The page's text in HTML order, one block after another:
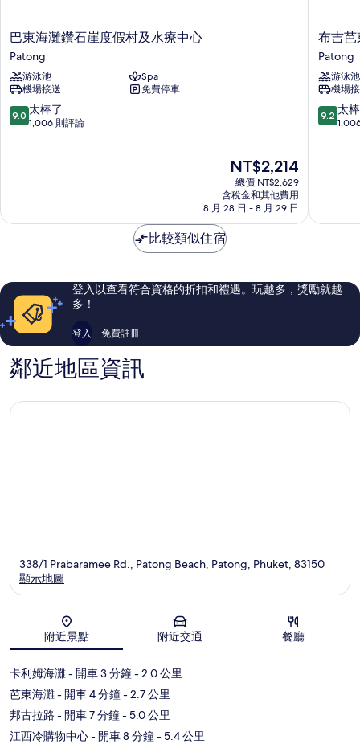
巴
東
海
灘
鑽
石
崖
中
巴東海灘鑽石崖度假村及水療中心
Patong
游泳池
Spa
機場接送
免費停車
9.0
分，
了，
論
9.0 太棒了
1,006 則評論
現
在
價
格
為
NT$2,214
總價 NT$2,629
含稅金和其他費用
8 月 28 日 - 8 月 29 日
布
吉
芭
東
阿
維
斯
憬
特
飯
布吉芭
Patong
游泳池
機場
9.2
分，
了，
論
9.2 太
比較類似住宿
登入以查看符合資格的折扣和禮遇。玩越多，獎勵就越
多！
登入 免費註冊
鄰近地區資訊
地圖
338/1 Prabaramee Rd., Patong Beach, Patong, Phuket, 83150
顯示地圖
附近景點 附近交通 餐廳
卡利姆海灘- 開車 3 分鐘- 2.0 公里
芭東海灘- 開車 4 分鐘- 2.7 公里
邦古拉路 - 開車 7 分鐘- 5.0 公里
江西冷購物中心- 開車 8 分鐘- 5.4 公里